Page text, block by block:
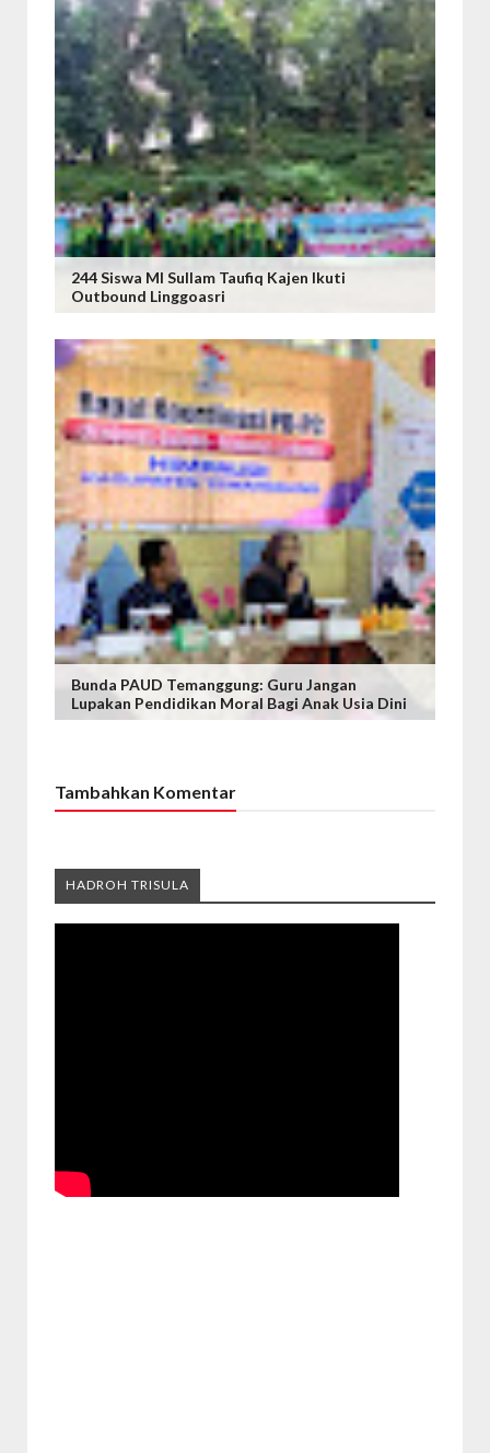
244 Siswa MI Sullam Taufiq Kajen Ikuti
Outbound Linggoasri
Bunda PAUD Temanggung: Guru Jangan
Lupakan Pendidikan Moral Bagi Anak Usia Dini
Tambahkan Komentar
HADROH TRISULA